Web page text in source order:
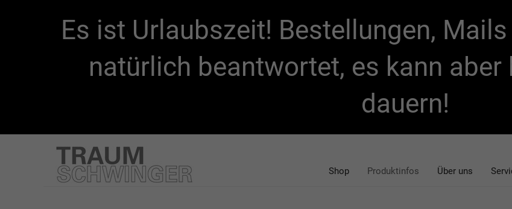
Es ist Urlaubszeit! Bestellungen,
natürlich beantwortet, es kann aber
dauern!
Shop Produktinfos Über uns